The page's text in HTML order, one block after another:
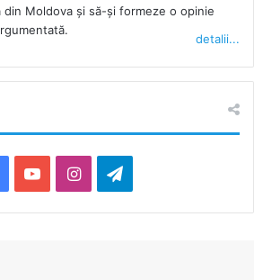
Moldova şi să-şi formeze o opinie
detalii...
a
o
I
n
e